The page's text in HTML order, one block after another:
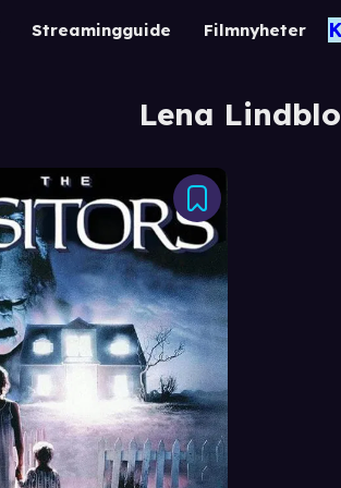
Streamingguide Filmnyheter
Lena